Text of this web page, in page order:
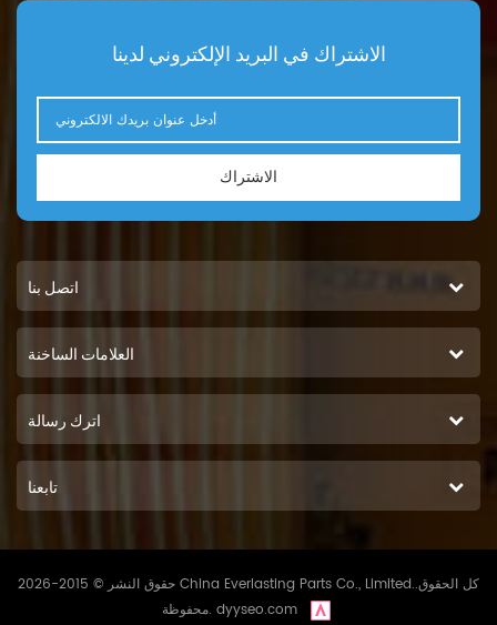
الاشتراك في البريد الإلكتروني لدينا
الاشتراك
اتصل بنا
العلامات الساخنة
اترك رسالة
تابعنا
حقوق النشر © 2015-2026 China Everlasting Parts Co., Limited..كل الحقوق
محفوظة. dyyseo.com